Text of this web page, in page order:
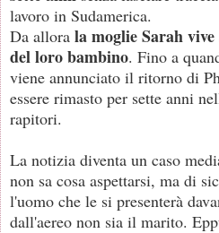
lavoro in Sudamerica.
Da allora la moglie Sarah
del loro bambino. Fino a
viene annunciato il ritorno di
essere rimasto per sette anni
rapitori.
La notizia diventa un caso
non sa cosa aspettarsi, ma di
l'uomo che le si presenterà
dall'aereo non sia il marito.